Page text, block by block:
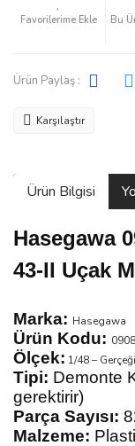
Bu
Ürün Paylaş :
Karşılaştır
Ürün Bilgisi
Hasegawa
43-II Uçak
Marka: Hasegawa
Ürün Kodu:
Ölçek: 1/48 –
Tipi: Demonte
gerektirir)
Parça Sayısı:
Malzeme: